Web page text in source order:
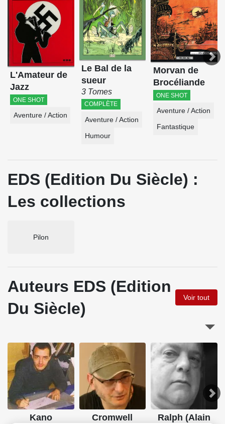
L'Amateur de
Jazz
ONE SHOT
Aventure / Action
Le Bal de la
sueur
3 Tomes
COMPLÈTE
Aventure / Action
Humour
Morvan de
Brocéliande
ONE SHOT
Aventure / Action
Fantastique
EDS (Edition Du Siècle) :
Les collections
Pilon
Auteurs EDS (Edition
Du Siècle)
Voir tout
Kano Cromwell Ralph (Alain